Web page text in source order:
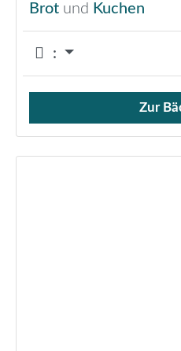
Brot und Kuchen
:
Verkauf von Brötchen,
Zur